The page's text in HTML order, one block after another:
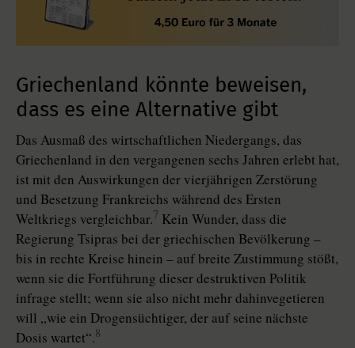
Griechenland könnte beweisen,
dass es eine Alternative gibt
Das Ausmaß des wirtschaftlichen Niedergangs, das
Griechenland in den vergangenen sechs Jahren erlebt hat,
ist mit den Auswirkungen der vierjährigen Zerstörung
und Besetzung Frankreichs während des Ersten
Weltkriegs vergleichbar.7 Kein Wunder, dass die
Regierung Tsipras bei der griechischen Bevölkerung –
bis in rechte Kreise hinein – auf breite Zustimmung stößt,
wenn sie die Fortführung dieser destruktiven Politik
infrage stellt; wenn sie also nicht mehr dahinvegetieren
will „wie ein Drogensüchtiger, der auf seine nächste
Dosis wartet“.8